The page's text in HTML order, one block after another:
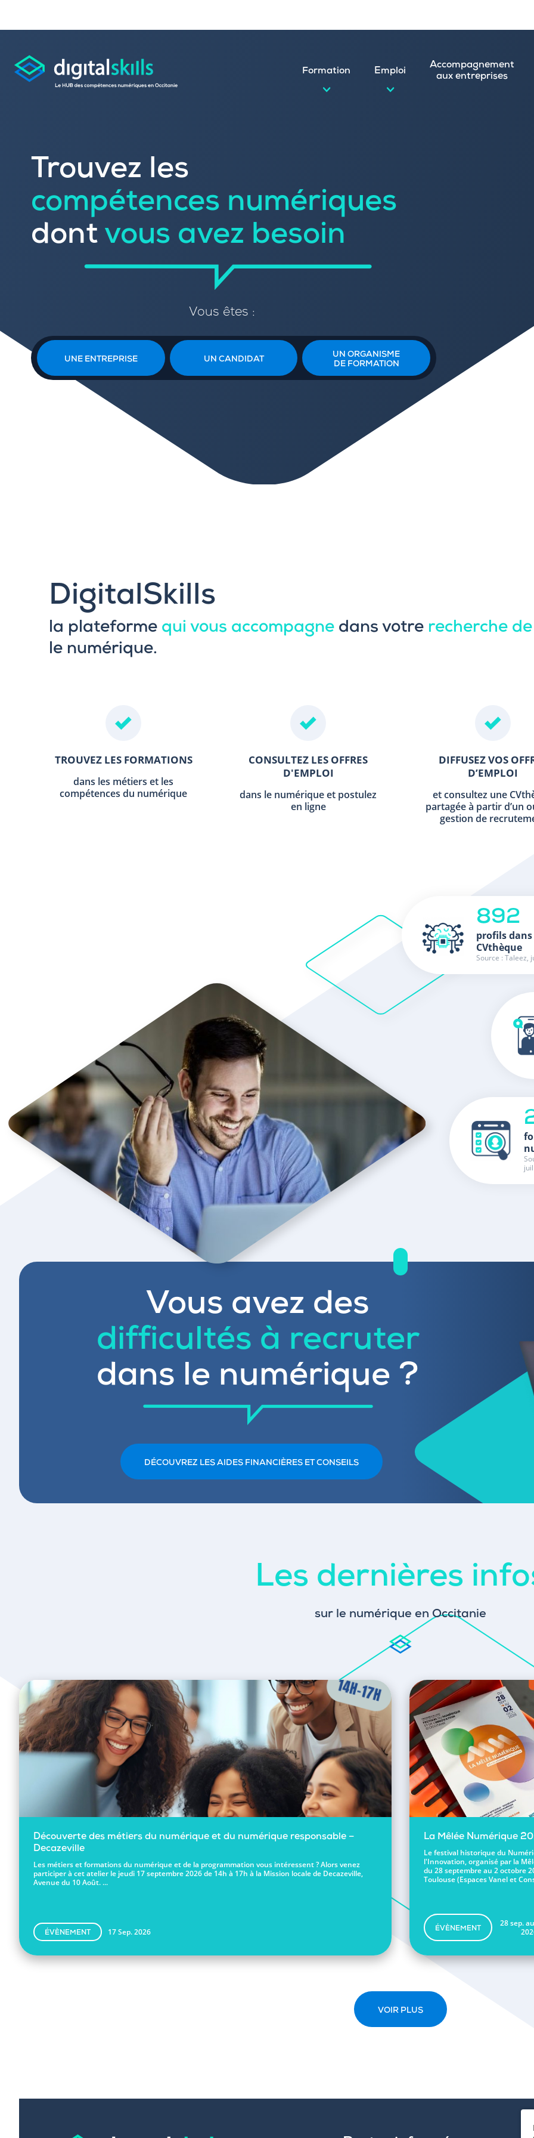
Formation
Rechercher une formation dans le numérique
Référencer votre offre de formation
Emploi
Publier vos offres d’emploi
Trouver un candidat (CVthèque)
Sourcer une école
Accompagnement
aux entreprises
Trouvez les
compétences numériques
dont vous avez besoin
Vous êtes :
UNE ENTREPRISE UN CANDIDAT
UN ORGANISME
DE FORMATION
DigitalSkills
la plateforme qui vous accompagne dans votre recherche
le numérique.
TROUVEZ LES FORMATIONS
dans les métiers et les
compétences du numérique
CONSULTEZ LES OFFRES
D'EMPLOI
dans le numérique et postulez
en ligne
DIFFUSEZ VOS
D’EMPLOI
et consultez une
partagée à partir d’un
gestion de
892
profils
CVthèque
Source : Taleez,
Vous avez des
difficultés à recruter
dans le numérique ?
DÉCOUVREZ LES AIDES FINANCIÈRES ET CONSEILS
Les dernières
sur le numérique en Occitanie
Découverte des métiers du numérique et du numérique responsable –
Decazeville
Les métiers et formations du numérique et de la programmation vous intéressent ? Alors venez
participer à cet atelier le jeudi 17 septembre 2026 de 14h à 17h à la Mission locale de Decazeville,
Avenue du 10 Août. ...
ÉVÈNEMENT 17 Sep. 2026
La Mêlée Numérique
Le festival historique du
l'Innovation, organisé par la
du 28 septembre au 2 octobre
Toulouse (Espaces Vanel et
ÉVÈNEMENT
28 sep.
VOIR PLUS